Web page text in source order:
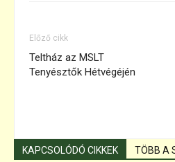
Előző cikk
Teltház az MSLT
Tenyésztők Hétvégéjén
KAPCSOLÓDÓ CIKKEK TÖBB A